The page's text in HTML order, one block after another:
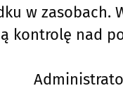
w zasobach.
kontrolę nad